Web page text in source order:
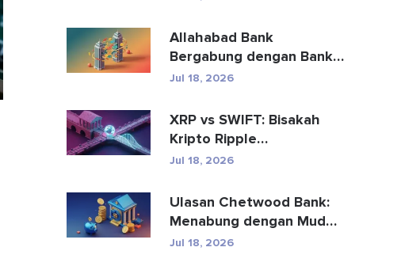
Allahabad Bank
Bergabung dengan Bank
Mana? Kisah Lengkap
Jul 18, 2026
XRP vs SWIFT: Bisakah
Kripto Ripple
Menggantikan
Jul 18, 2026
Ulasan Chetwood Bank:
Menabung dengan Mudah
dan Perbankan yang
Jul 18, 2026